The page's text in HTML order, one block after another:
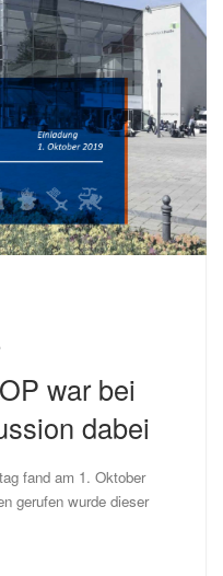
war bei
dabei
fand am 1. Oktober
gerufen wurde dieser